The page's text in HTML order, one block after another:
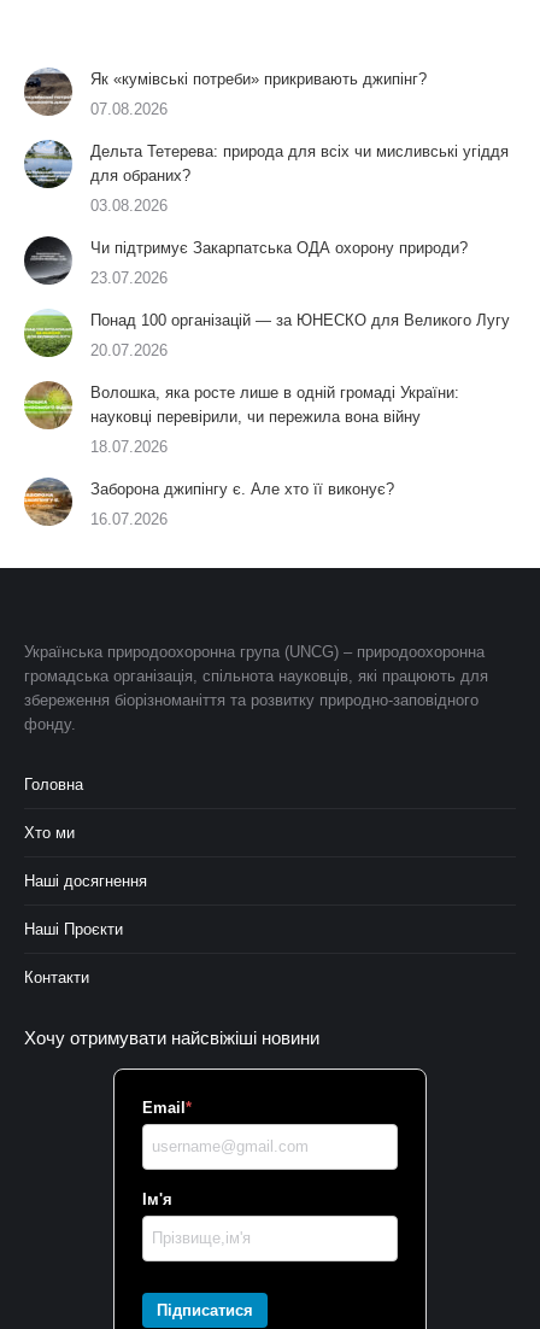
Як «кумівські потреби» прикривають джипінг?
07.08.2026
Дельта Тетерева: природа для всіх чи мисливські угіддя
для обраних?
03.08.2026
Чи підтримує Закарпатська ОДА охорону природи?
23.07.2026
Понад 100 організацій — за ЮНЕСКО для Великого Лугу
20.07.2026
Волошка, яка росте лише в одній громаді України:
науковці перевірили, чи пережила вона війну
18.07.2026
Заборона джипінгу є. Але хто її виконує?
16.07.2026
Українська природоохоронна група (UNCG) – природоохоронна
громадська організація, спільнота науковців, які працюють для
збереження біорізноманіття та розвитку природно-заповідного
фонду.
Головна
Хто ми
Наші досягнення
Наші Проєкти
Контакти
Хочу отримувати найсвіжіші новини
Email *
Ім'я
Підписатися